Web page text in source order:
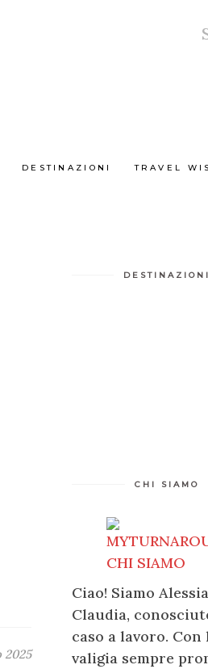
DESTINAZIONI TRAVEL
2025
DESTINAZIONI
CHI SIAMO
Ciao! Siamo
Claudia,
caso a lavoro. Con
valigia sempre